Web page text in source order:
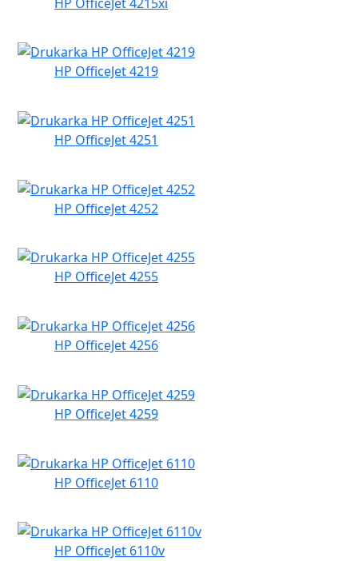
HP OfficeJet 4219
HP OfficeJet 4251
HP OfficeJet 4252
HP OfficeJet 4255
HP OfficeJet 4256
HP OfficeJet 4259
HP OfficeJet 6110
HP OfficeJet 6110v